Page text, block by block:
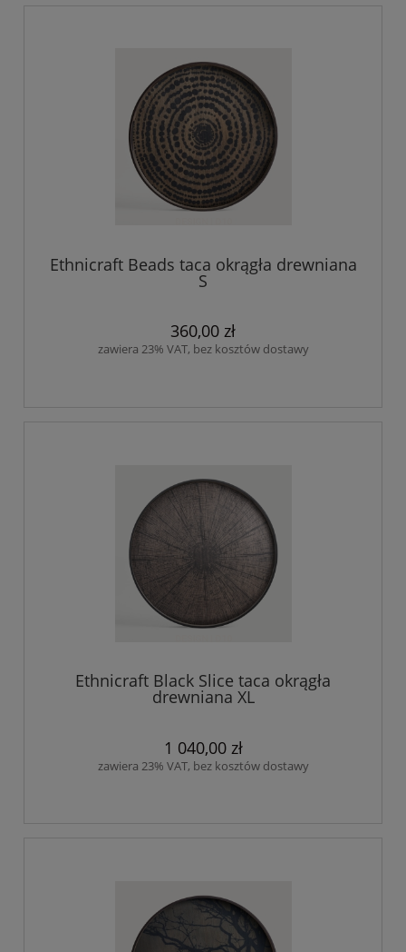
Ethnicraft Beads taca okrągła drewniana
S
360,00 zł
zawiera 23% VAT, bez kosztów dostawy
Ethnicraft Black Slice taca okrągła
drewniana XL
1 040,00 zł
zawiera 23% VAT, bez kosztów dostawy